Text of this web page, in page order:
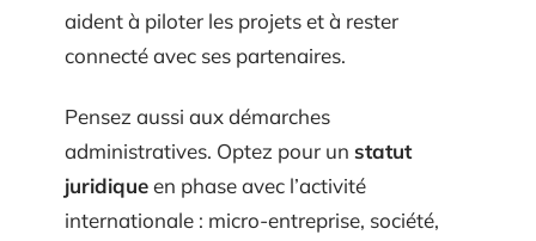
aident à piloter les projets et à rester
connecté avec ses partenaires.
Pensez aussi aux démarches
administratives. Optez pour un statut
juridiqueen phase avec l’activité
internationale : micro-entreprise, société,